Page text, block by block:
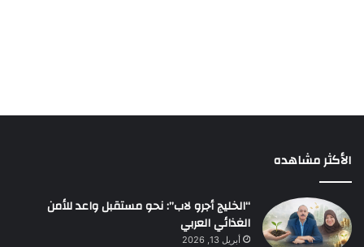
الأكثر مشاهده
“الخليج أجرو لاب”: نحو مستقبل واعد للأمن
الغذائي العربي
أبريل 13, 2026